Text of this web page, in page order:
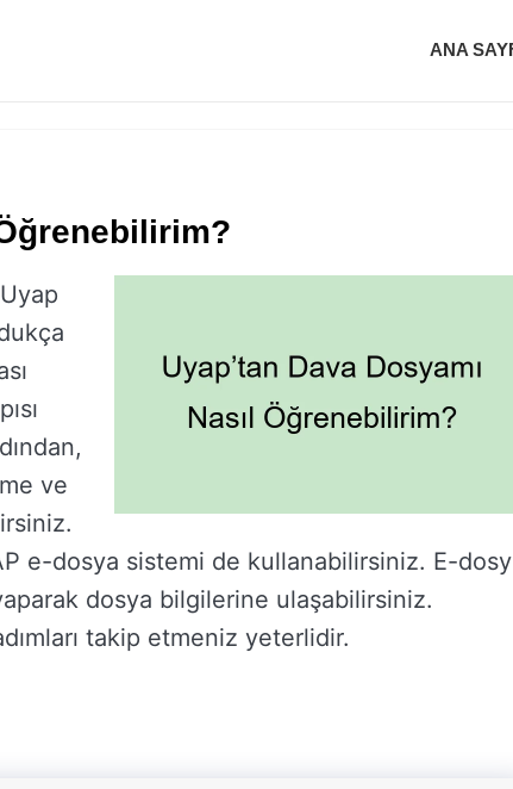
ANA
ve
e-dosya sistemi de kullanabilirsiniz. E-
dosya bilgilerine ulaşabilirsiniz.
takip etmeniz yeterlidir.